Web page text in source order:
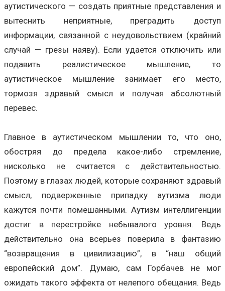
аутистического — создать приятные представления и
вытеснить неприятные, преградить доступ
информации, связанной с неудовольствием (крайний
случай — грезы наяву). Если удается отключить или
подавить реалистическое мышление, то
аутистическое мышление занимает его место,
тормозя здравый смысл и получая абсолютный
перевес.
Главное в аутистическом мышлении то, что оно,
обостряя до предела какое-либо стремление,
нисколько не считается с действительностью.
Поэтому в глазах людей, которые сохраняют здравый
смысл, подверженные припадку аутизма люди
кажутся почти помешанными. Аутизм интеллигенции
достиг в перестройке небывалого уровня. Ведь
действительно она всерьез поверила в фантазию
“возвращения в цивилизацию”, в “наш общий
европейский дом”. Думаю, сам Горбачев не мог
ожидать такого эффекта от нелепого обещания. Ведь